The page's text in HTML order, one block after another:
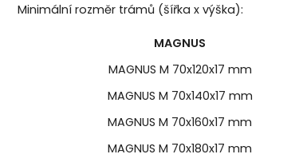
Minimální rozměr trámů (šířka x výška):
MAGNUS
MAGNUS M 70x120x17 mm
MAGNUS M 70x140x17 mm
MAGNUS M 70x160x17 mm
MAGNUS M 70x180x17 mm